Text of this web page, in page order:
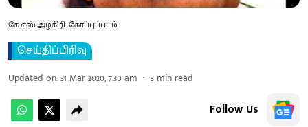
கே.எஸ்.அழகிரி: கோப்புப்படம்
செய்திப்பிரிவு
Updated on:31 Mar 2020, 7:30 am 3 min read
Follow Us